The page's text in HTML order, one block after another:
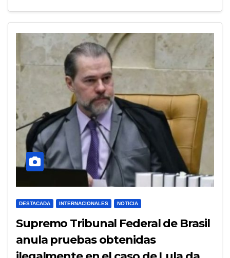
DESTACADA INTERNACIONALES NOTICIA
Supremo Tribunal Federal de Brasil
anula pruebas obtenidas